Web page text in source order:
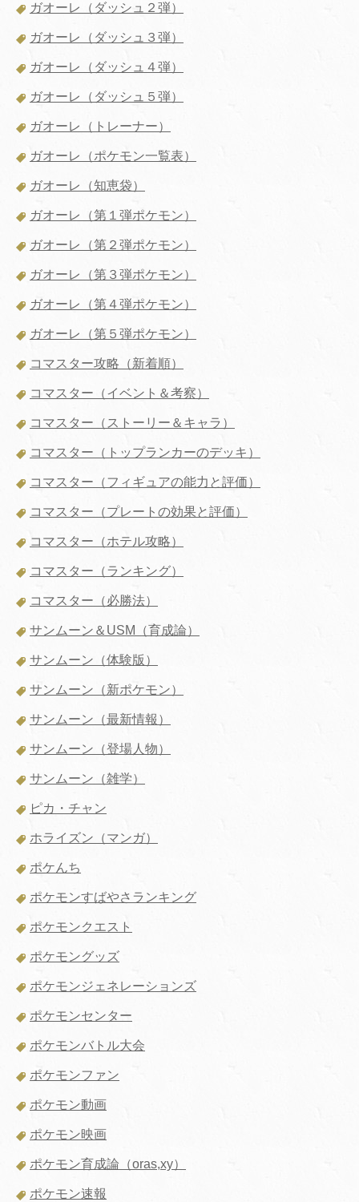
ガオーレ（ダッシュ２弾）
ガオーレ（ダッシュ３弾）
ガオーレ（ダッシュ４弾）
ガオーレ（ダッシュ５弾）
ガオーレ（トレーナー）
ガオーレ（ポケモン一覧表）
ガオーレ（知恵袋）
ガオーレ（第１弾ポケモン）
ガオーレ（第２弾ポケモン）
ガオーレ（第３弾ポケモン）
ガオーレ（第４弾ポケモン）
ガオーレ（第５弾ポケモン）
コマスター攻略（新着順）
コマスター（イベント＆考察）
コマスター（ストーリー＆キャラ）
コマスター（トップランカーのデッキ）
コマスター（フィギュアの能力と評価）
コマスター（プレートの効果と評価）
コマスター（ホテル攻略）
コマスター（ランキング）
コマスター（必勝法）
サンムーン＆USM（育成論）
サンムーン（体験版）
サンムーン（新ポケモン）
サンムーン（最新情報）
サンムーン（登場人物）
サンムーン（雑学）
ピカ・チャン
ホライズン（マンガ）
ポケんち
ポケモンすばやさランキング
ポケモンクエスト
ポケモングッズ
ポケモンジェネレーションズ
ポケモンセンター
ポケモンバトル大会
ポケモンファン
ポケモン動画
ポケモン映画
ポケモン育成論（oras,xy）
ポケモン速報